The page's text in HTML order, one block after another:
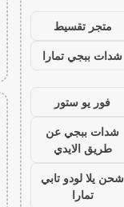
متجر تقسيط
شدات ببجي تمارا
فور يو ستور
شدات ببجي عن
طريق الايدي
شحن يلا لودو تابي
تمارا